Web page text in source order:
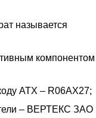
называется
компонентом
АТХ – R06AX27;
– ВЕРТЕКС ЗАО